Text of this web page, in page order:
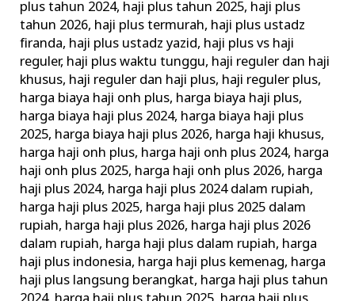
plus tahun 2024, haji plus tahun 2025, haji plus
tahun 2026, haji plus termurah, haji plus ustadz
firanda, haji plus ustadz yazid, haji plus vs haji
reguler, haji plus waktu tunggu, haji reguler dan haji
khusus, haji reguler dan haji plus, haji reguler plus,
harga biaya haji onh plus, harga biaya haji plus,
harga biaya haji plus 2024, harga biaya haji plus
2025, harga biaya haji plus 2026, harga haji khusus,
harga haji onh plus, harga haji onh plus 2024, harga
haji onh plus 2025, harga haji onh plus 2026, harga
haji plus 2024, harga haji plus 2024 dalam rupiah,
harga haji plus 2025, harga haji plus 2025 dalam
rupiah, harga haji plus 2026, harga haji plus 2026
dalam rupiah, harga haji plus dalam rupiah, harga
haji plus indonesia, harga haji plus kemenag, harga
haji plus langsung berangkat, harga haji plus tahun